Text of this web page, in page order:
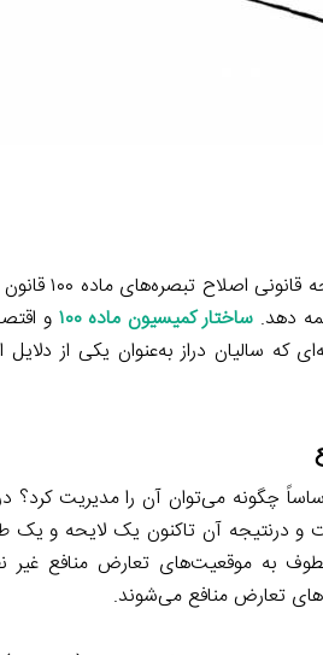
تبصره‌های دو تا شش
ساختار کمیسیون ماده ۱۰۰
و
سالیان دراز به‌عنوان یکی از دلایل
است؟ و اساساً چگونه می‌توان آن را مدیریت
و درنتیجه آن تاکنون یک لایحه و
به موقعیت‌های تعارض منافع غیر
تعارض منافع می‌شوند.